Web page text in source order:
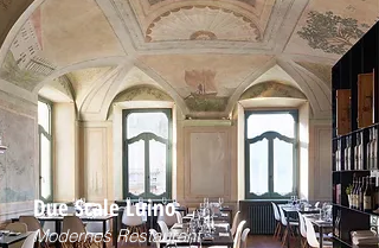
Due Scale Luino
Modernes Restaurant